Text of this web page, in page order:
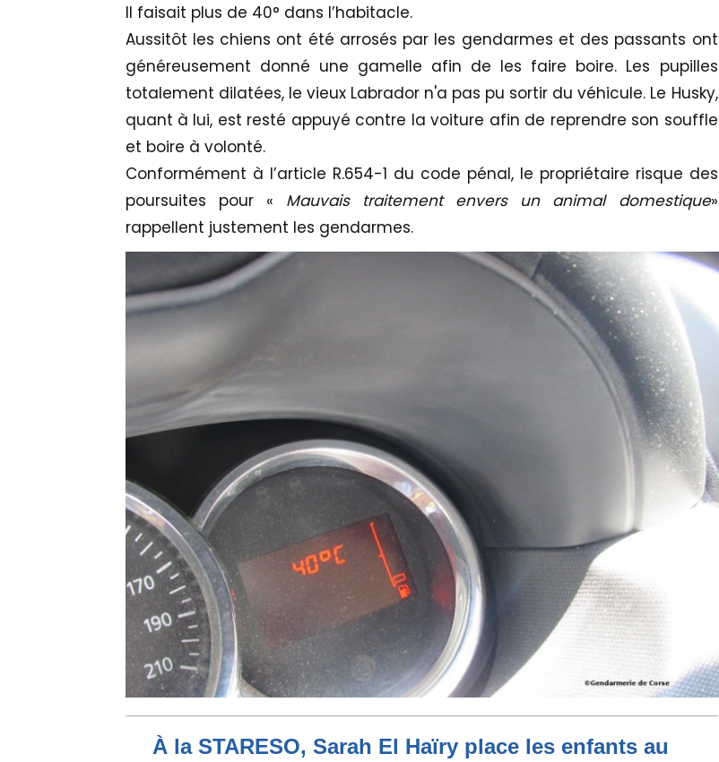
Il faisait plus de 40° dans l’habitacle.
Aussitôt les chiens ont été arrosés par les gendarmes et des passants ont
généreusement donné une gamelle afin de les faire boire. Les pupilles
totalement dilatées, le vieux Labrador n'a pas pu sortir du véhicule. Le Husky,
quant à lui, est resté appuyé contre la voiture afin de reprendre son souffle
et boire à volonté.
Conformément à l’article R.654-1 du code pénal, le propriétaire risque des
poursuites pour « Mauvais traitement envers un animal domestique»
rappellent justement les gendarmes.
À la STARESO, Sarah El Haïry place les enfants au